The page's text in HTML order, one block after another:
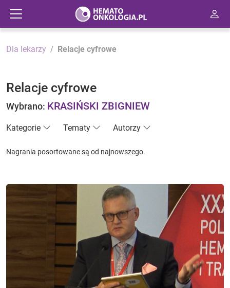
Dla lekarzy Relacje cyfrowe
Relacje cyfrowe
Wybrano: KRASIŃSKI ZBIGNIEW
Kategorie Tematy Autorzy
Nagrania posortowane są od najnowszego.